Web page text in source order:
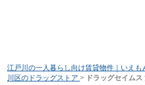
江戸川の一人暮らし向け賃貸物件｜いえも
川区のドラッグストア > ドラッグセイム